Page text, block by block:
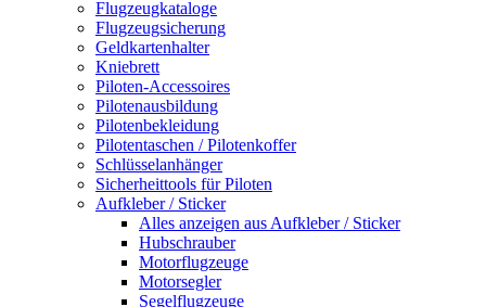
Flugzeugkataloge
Flugzeugsicherung
Geldkartenhalter
Kniebrett
Piloten-Accessoires
Pilotenausbildung
Pilotenbekleidung
Pilotentaschen / Pilotenkoffer
Schlüsselanhänger
Sicherheittools für Piloten
Aufkleber / Sticker
Alles anzeigen aus Aufkleber / Sticker
Hubschrauber
Motorflugzeuge
Motorsegler
Segelflugzeuge